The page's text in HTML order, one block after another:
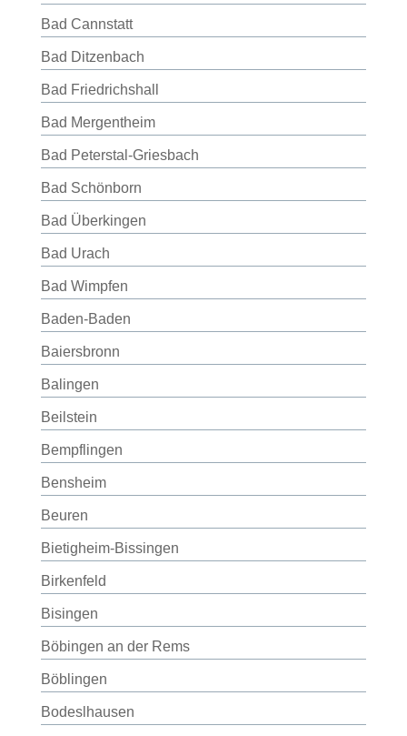
Bad Cannstatt
Bad Ditzenbach
Bad Friedrichshall
Bad Mergentheim
Bad Peterstal-Griesbach
Bad Schönborn
Bad Überkingen
Bad Urach
Bad Wimpfen
Baden-Baden
Baiersbronn
Balingen
Beilstein
Bempflingen
Bensheim
Beuren
Bietigheim-Bissingen
Birkenfeld
Bisingen
Böbingen an der Rems
Böblingen
Bodeslhausen